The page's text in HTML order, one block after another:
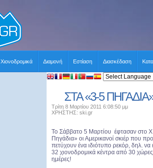
Χιονοδρομικά Διαμονή Εστίαση Διασκέδαση
ΣΤΑ «3-5
Τρίτη 8 Μαρτίου 2011 6:08:50 μμ
ΧΡΗΣΤΗΣ: ski.gr
Το Σάββατο 5 Μαρτίου έφτασαν στο
Πηγάδια» οι Αμερικανοί σκιέρ που
πετύχουν ένα ιδιότυπο ρεκόρ, δηλ. να
32 χιονοδρομικά κέντρα από 30
ημέρες!